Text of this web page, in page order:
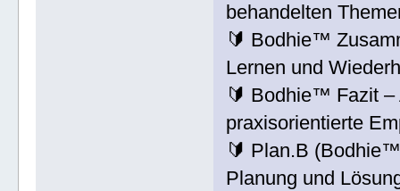
behandelten
🔰 Bodhie™
Lernen und
🔰 Bodhie™ Fazit –
praxisorientierte
🔰 Plan.B
Planung und